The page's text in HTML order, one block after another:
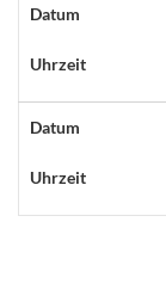
Datum
Uhrzeit
Datum
Uhrzeit